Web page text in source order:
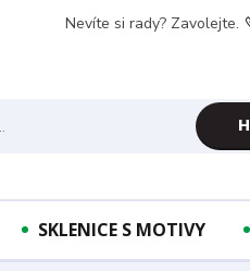
Nevíte si rady? Zavolejte.
SKLENICE S MOTIVY